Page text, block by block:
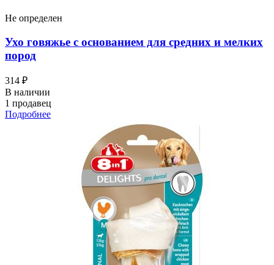
Не определен
Ухо говяжье с основанием для средних и мелких
пород
314 ₽
В наличии
1 продавец
Подробнее